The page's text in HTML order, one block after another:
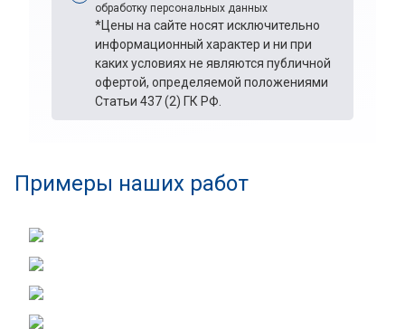
обработку персональных данных
*Цены на сайте носят исключительно
информационный характер и ни при
каких условиях не являются публичной
офертой, определяемой положениями
Статьи 437 (2) ГК РФ.
Примеры наших работ